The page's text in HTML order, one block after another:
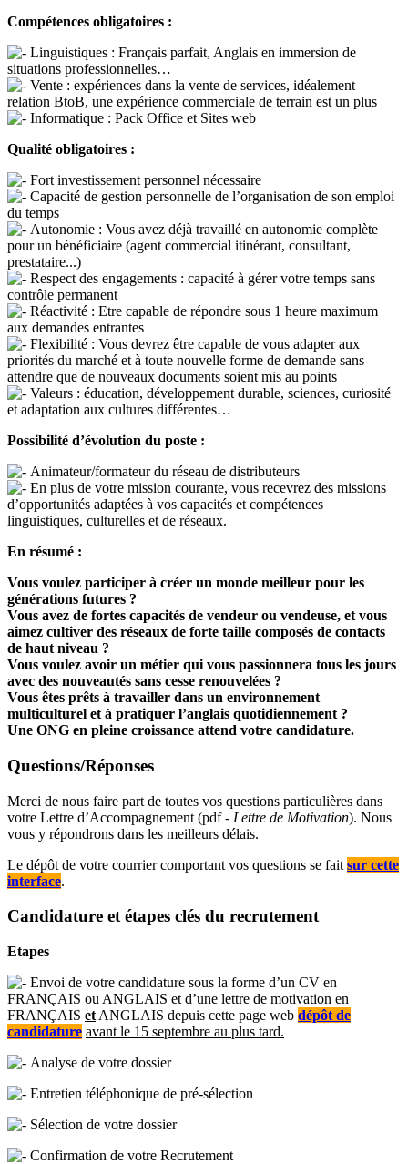
Compétences obligatoires :
Linguistiques : Français parfait, Anglais en immersion de
situations professionnelles…
Vente : expériences dans la vente de services, idéalement
relation BtoB, une expérience commerciale de terrain est un plus
Informatique : Pack Office et Sites web
Qualité obligatoires :
Fort investissement personnel nécessaire
Capacité de gestion personnelle de l’organisation de son emploi
du temps
Autonomie : Vous avez déjà travaillé en autonomie complète
pour un bénéficiaire (agent commercial itinérant, consultant,
prestataire...)
Respect des engagements : capacité à gérer votre temps sans
contrôle permanent
Réactivité : Etre capable de répondre sous 1 heure maximum
aux demandes entrantes
Flexibilité : Vous devrez être capable de vous adapter aux
priorités du marché et à toute nouvelle forme de demande sans
attendre que de nouveaux documents soient mis au points
Valeurs : éducation, développement durable, sciences, curiosité
et adaptation aux cultures différentes…
Possibilité d’évolution du poste :
Animateur/formateur du réseau de distributeurs
En plus de votre mission courante, vous recevrez des missions
d’opportunités adaptées à vos capacités et compétences
linguistiques, culturelles et de réseaux.
En résumé :
Vous voulez participer à créer un monde meilleur pour les
générations futures ?
Vous avez de fortes capacités de vendeur ou vendeuse, et vous
aimez cultiver des réseaux de forte taille composés de contacts
de haut niveau ?
Vous voulez avoir un métier qui vous passionnera tous les jours
avec des nouveautés sans cesse renouvelées ?
Vous êtes prêts à travailler dans un environnement
multiculturel et à pratiquer l’anglais quotidiennement ?
Une ONG en pleine croissance attend votre candidature.
Questions/Réponses
Merci de nous faire part de toutes vos questions particulières dans
votre Lettre d’Accompagnement (pdf - Lettre de Motivation). Nous
vous y répondrons dans les meilleurs délais.
Le dépôt de votre courrier comportant vos questions se fait sur cette
interface.
Candidature et étapes clés du recrutement
Etapes
Envoi de votre candidature sous la forme d’un CV en
FRANÇAIS ou ANGLAIS et d’une lettre de motivation en
FRANÇAIS et ANGLAIS depuis cette page web dépôt de
candidature avant le 15 septembre au plus tard.
Analyse de votre dossier
Entretien téléphonique de pré-sélection
Sélection de votre dossier
Confirmation de votre Recrutement